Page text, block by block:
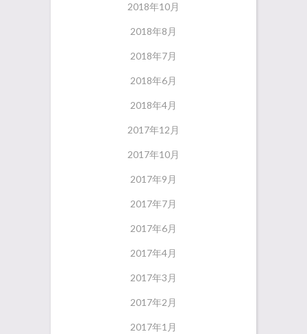
2018年10月
2018年8月
2018年7月
2018年6月
2018年4月
2017年12月
2017年10月
2017年9月
2017年7月
2017年6月
2017年4月
2017年3月
2017年2月
2017年1月